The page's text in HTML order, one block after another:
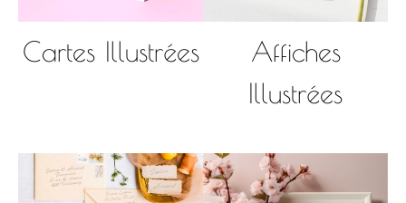
Cartes Illustrées
Affiches
Illustrées